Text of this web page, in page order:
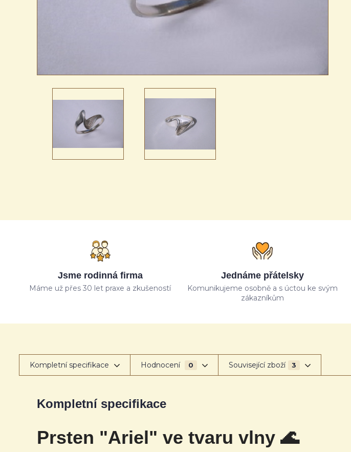
Jsme rodinná firma
Máme už přes 30 let praxe a zkušeností
Jednáme přátelsky
Komunikujeme osobně a s úctou ke svým
zákazníkům
Kompletní specifikace Hodnocení 0 Související zboží 3
Kompletní specifikace
Prsten "Ariel" ve tvaru vlny 🌊